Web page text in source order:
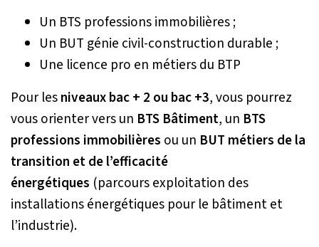
Un BTS professions immobilières ;
Un BUT génie civil-construction durable ;
Une licence pro en métiers du BTP
Pour lesniveaux bac + 2 ou bac +3, vous pourrez
vous orienter vers un BTS Bâtiment, un BTS
professions immobilières ou un BUT métiers de la
transition et de l’efficacité
énergétiques (parcours exploitation des
installations énergétiques pour le bâtiment et
l’industrie).